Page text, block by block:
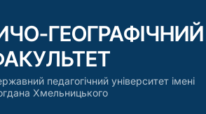
ГЕОГРАФІЧНИЙ
педагогічний університет імені
Хмельницького